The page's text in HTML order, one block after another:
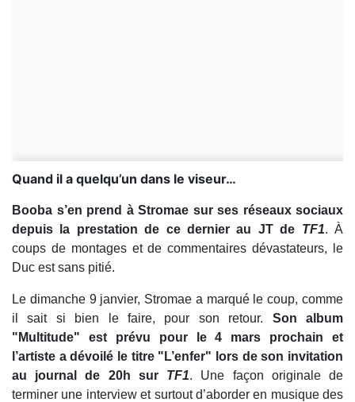
Quand il a quelqu’un dans le viseur…
Booba s’en prend à Stromae sur ses réseaux sociaux
depuis la prestation de ce dernier au JT de TF1. À
coups de montages et de commentaires dévastateurs, le
Duc est sans pitié.
Le dimanche 9 janvier, Stromae a marqué le coup, comme
il sait si bien le faire, pour son retour. Son album
"Multitude" est prévu pour le 4 mars prochain et
l’artiste a dévoilé le titre "L’enfer" lors de son invitation
au journal de 20h sur TF1. Une façon originale de
terminer une interview et surtout d’aborder en musique des